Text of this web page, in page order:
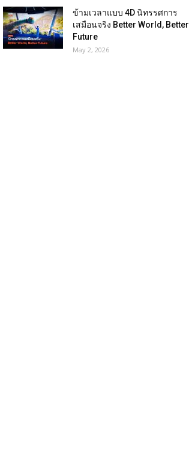
ข้ามเวลาแบบ 4D นิทรรศการ
เสมือนจริง Better World, Better
Future
May 2, 2026